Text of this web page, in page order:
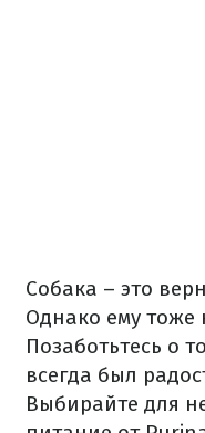
Собака – это
Однако ему тоже
Позаботьтесь о
всегда был
Выбирайте для